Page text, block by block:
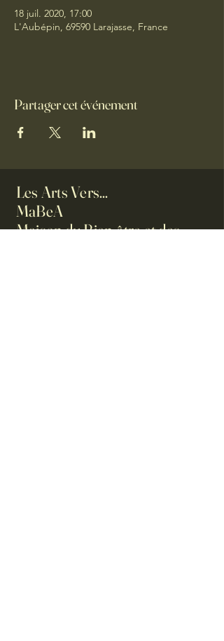
18 juil. 2020, 17:00
L'Aubépin, 69590 Larajasse, France
Partager cet événement
Les Arts Vers...
MaBeA
Maison du Bien-être et des